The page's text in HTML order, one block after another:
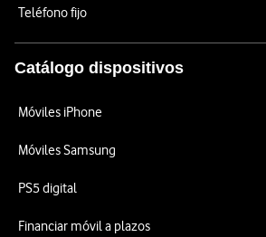
Teléfono fijo
Catálogo dispositivos
Móviles iPhone
Móviles Samsung
PS5 digital
Financiar móvil a plazos